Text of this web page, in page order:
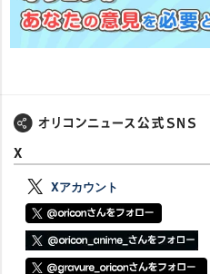
X
Xアカウント